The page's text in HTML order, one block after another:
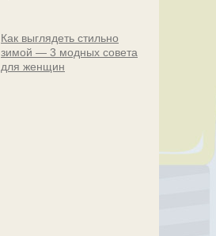
Как выглядеть стильно
зимой — 3 модных совета
для женщин